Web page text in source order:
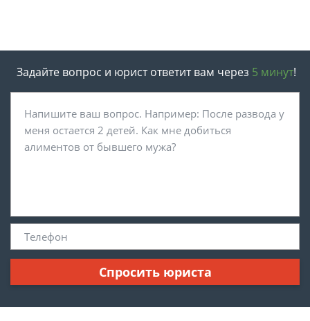
Задайте вопрос и юрист ответит вам через 5 минут!
Спросить юриста